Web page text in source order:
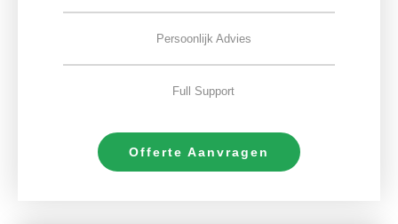
Persoonlijk Advies
Full Support
Offerte Aanvragen